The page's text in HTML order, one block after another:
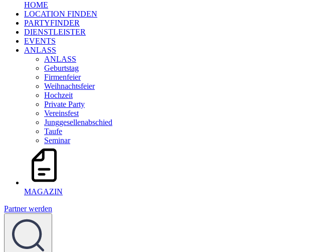
HOME
LOCATION FINDEN
PARTYFINDER
DIENSTLEISTER
EVENTS
ANLASS
ANLASS
Geburtstag
Firmenfeier
Weihnachtsfeier
Hochzeit
Private Party
Vereinsfest
Junggesellenabschied
Taufe
Seminar
MAGAZIN
Partner werden